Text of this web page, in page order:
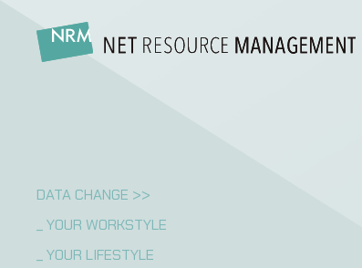
DATA CHANGE >>
_ YOUR WORKSTYLE
_ YOUR LIFESTYLE